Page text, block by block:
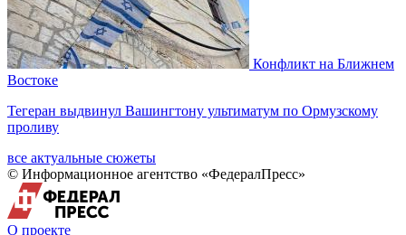
Конфликт на Ближнем
Востоке
Тегеран выдвинул Вашингтону ультиматум по Ормузскому
проливу
все актуальные сюжеты
© Информационное агентство «ФедералПресс»
О проекте